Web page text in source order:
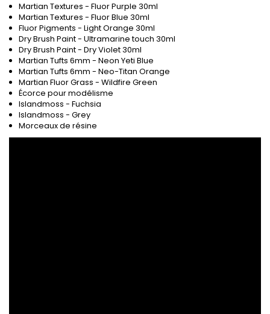
Martian Textures - Fluor Purple 30ml
Martian Textures - Fluor Blue 30ml
Fluor Pigments - Light Orange 30ml
Dry Brush Paint - Ultramarine touch 30ml
Dry Brush Paint - Dry Violet 30ml
Martian Tufts 6mm - Neon Yeti Blue
Martian Tufts 6mm - Neo-Titan Orange
Martian Fluor Grass - Wildfire Green
Écorce pour modélisme
Islandmoss - Fuchsia
Islandmoss - Grey
Morceaux de résine